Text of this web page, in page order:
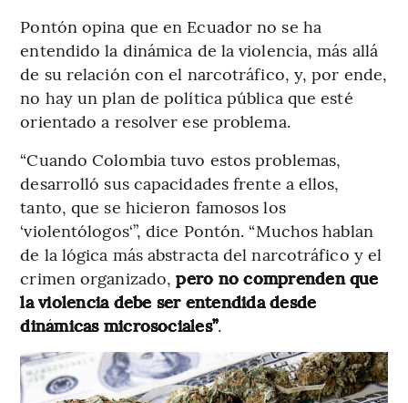
Pontón opina que en Ecuador no se ha
entendido la dinámica de la violencia, más allá
de su relación con el narcotráfico, y, por ende,
no hay un plan de política pública que esté
orientado a resolver ese problema.
“Cuando Colombia tuvo estos problemas,
desarrolló sus capacidades frente a ellos,
tanto, que se hicieron famosos los
‘violentólogos‘”, dice Pontón. “Muchos hablan
de la lógica más abstracta del narcotráfico y el
crimen organizado, pero no comprenden que
la violencia debe ser entendida desde
dinámicas microsociales”.